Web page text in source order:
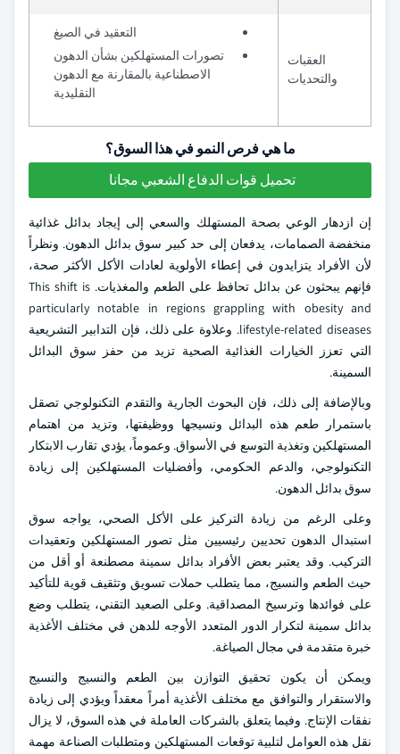
العقبات
والتحديات
التعقيد في الصيغ
تصورات المستهلكين بشأن الدهون
الاصطناعية بالمقارنة مع الدهون
التقليدية
ما هي فرص النمو في هذا السوق؟
تحميل قوات الدفاع الشعبي مجانا
إن ازدهار الوعي بصحة المستهلك والسعي إلى إيجاد بدائل غذائية
منخفضة الصمامات، يدفعان إلى حد كبير سوق بدائل الدهون. ونظراً
لأن الأفراد يتزايدون في إعطاء الأولوية لعادات الأكل الأكثر صحة،
فإنهم يبحثون عن بدائل تحافظ على الطعم والمغذيات. This shift is
particularly notable in regions grappling with obesity and
lifestyle-related diseases. وعلاوة على ذلك، فإن التدابير التشريعية
التي تعزز الخيارات الغذائية الصحية تزيد من حفز سوق البدائل
السمينة.
وبالإضافة إلى ذلك، فإن البحوث الجارية والتقدم التكنولوجي تصقل
باستمرار طعم هذه البدائل ونسيجها ووظيفتها، وتزيد من اهتمام
المستهلكين وتغذية التوسع في الأسواق. وعموماً، يؤدي تقارب الابتكار
التكنولوجي، والدعم الحكومي، وأفضليات المستهلكين إلى زيادة
سوق بدائل الدهون.
وعلى الرغم من زيادة التركيز على الأكل الصحي، يواجه سوق
استبدال الدهون تحديين رئيسيين مثل تصور المستهلكين وتعقيدات
التركيب. وقد يعتبر بعض الأفراد بدائل سمينة مصطنعة أو أقل من
حيث الطعم والنسيج، مما يتطلب حملات تسويق وتثقيف قوية للتأكيد
على فوائدها وترسيخ المصداقية. وعلى الصعيد التقني، يتطلب وضع
بدائل سمينة لتكرار الدور المتعدد الأوجه للدهن في مختلف الأغذية
خبرة متقدمة في مجال الصياغة.
ويمكن أن يكون تحقيق التوازن بين الطعم والنسيج والنسيج
والاستقرار والتوافق مع مختلف الأغذية أمراً معقداً ويؤدي إلى زيادة
نفقات الإنتاج. وفيما يتعلق بالشركات العاملة في هذه السوق، لا يزال
نقل هذه العوامل لتلبية توقعات المستهلكين ومتطلبات الصناعة مهمة